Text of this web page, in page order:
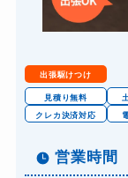
出張駆けつけ
見積り無料
クレカ決済対応
営業時間